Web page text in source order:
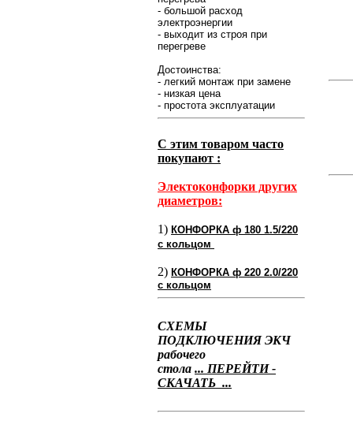
- большой расход
электроэнергии
- выходит из строя при
перегреве
Достоинства:
- легкий монтаж при замене
- низкая цена
- простота эксплуатации
С этим товаром часто
покупают :
Электоконфорки других
диаметров:
1) КОНФОРКА ф 180 1.5/220
с кольцом
2) КОНФОРКА ф 220 2.0/220
с кольцом
СХЕМЫ
ПОДКЛЮЧЕНИЯ ЭКЧ
рабочего
стола ... ПЕРЕЙТИ -
СКАЧАТЬ ...